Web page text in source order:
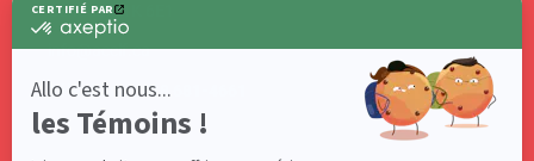
Canada G1K 6E1
info@acelf.ca
Téléphone : 418 681-4661